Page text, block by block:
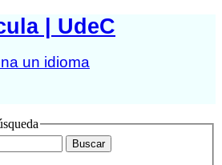
| UdeC
un idioma